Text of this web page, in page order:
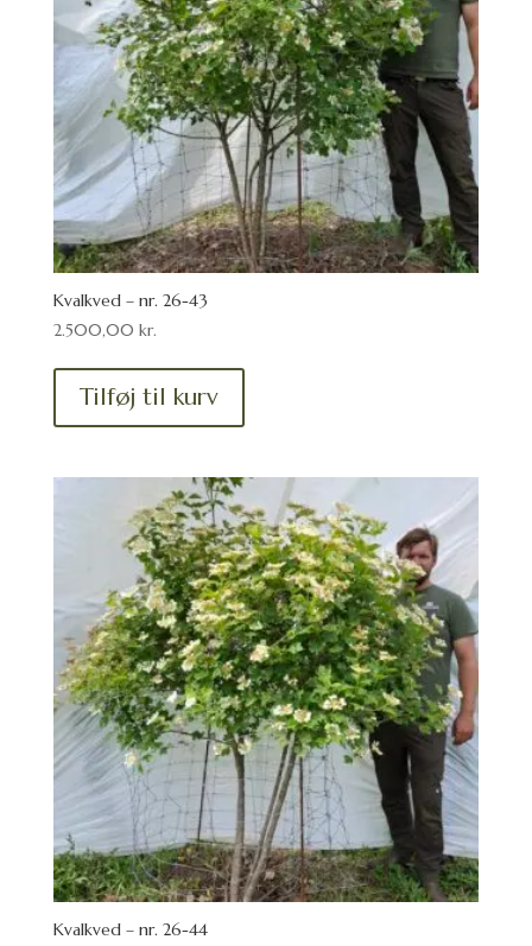
Kvalkved – nr. 26-43
2.500,00 kr.
Tilføj til kurv
Kvalkved – nr. 26-44